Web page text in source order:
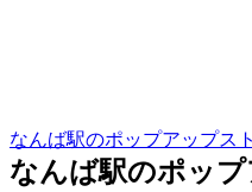
なんば駅のポップアップス
なんば駅のポッ